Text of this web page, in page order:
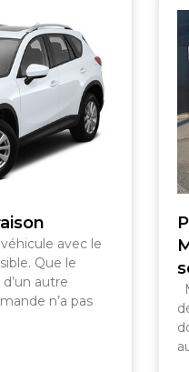
avec le
Que le
autre
n’a pas
ST-